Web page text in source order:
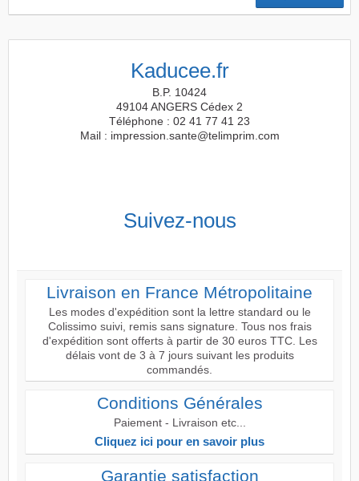
Kaducee.fr
B.P. 10424
49104 ANGERS Cédex 2
Téléphone : 02 41 77 41 23
Mail : impression.sante@telimprim.com
Suivez-nous
Livraison en France Métropolitaine
Les modes d'expédition sont la lettre standard ou le
Colissimo suivi, remis sans signature. Tous nos frais
d'expédition sont offerts à partir de 30 euros TTC. Les
délais vont de 3 à 7 jours suivant les produits
commandés.
Conditions Générales
Paiement - Livraison etc...
Cliquez ici pour en savoir plus
Garantie satisfaction